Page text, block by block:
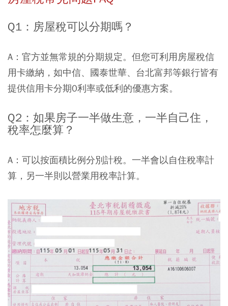
Q1：房屋稅可以分期嗎？
A：官方並無常規的分期規定。但您可利用房屋稅信
用卡繳納，如中信、國泰世華、台北富邦等銀行皆有
提供信用卡分期0利率或低利的優惠方案。
Q2：如果房子一半做生意，一半自己住，
稅率怎麼算？
A：可以按面積比例分別計稅。一半會以自住稅率計
算，另一半則以營業用稅率計算。